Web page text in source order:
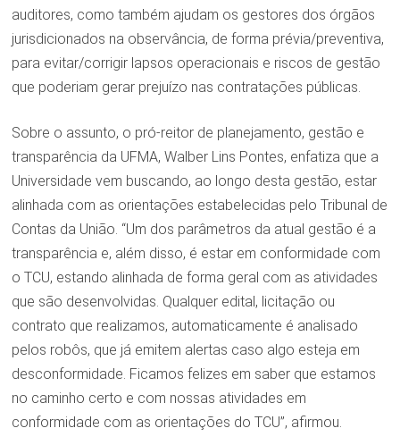
auditores, como também ajudam os gestores dos órgãos
jurisdicionados na observância, de forma prévia/preventiva,
para evitar/corrigir lapsos operacionais e riscos de gestão
que poderiam gerar prejuízo nas contratações públicas.
Sobre o assunto, o pró-reitor de planejamento, gestão e
transparência da UFMA, Walber Lins Pontes, enfatiza que a
Universidade vem buscando, ao longo desta gestão, estar
alinhada com as orientações estabelecidas pelo Tribunal de
Contas da União. “Um dos parâmetros da atual gestão é a
transparência e, além disso, é estar em conformidade com
o TCU, estando alinhada de forma geral com as atividades
que são desenvolvidas. Qualquer edital, licitação ou
contrato que realizamos, automaticamente é analisado
pelos robôs, que já emitem alertas caso algo esteja em
desconformidade. Ficamos felizes em saber que estamos
no caminho certo e com nossas atividades em
conformidade com as orientações do TCU”, afirmou.